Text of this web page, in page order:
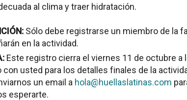
al clima y traer hidratación.
Sólo debe registrarse un miembro de la
en la actividad.
Este registro cierra el viernes 11 de octubre a
usted para los detalles finales de la
un email a hola@huellaslatinas.com
esperarte.